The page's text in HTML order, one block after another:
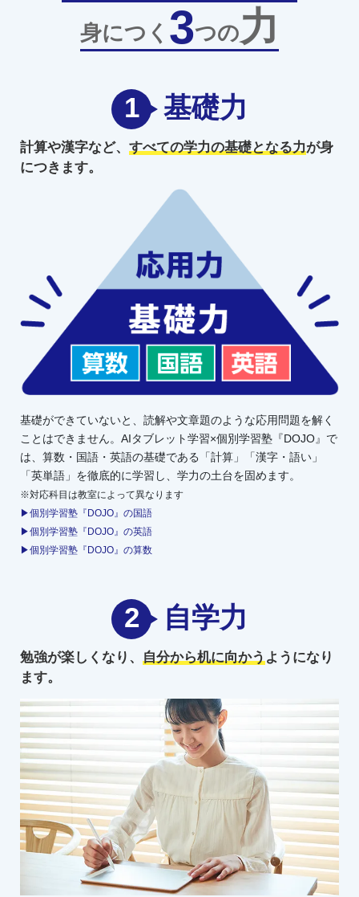
身につく 3つの力
1 基礎力
計算や漢字など、 すべての学力の基礎となる力が身
につきます。
基礎ができていないと、読解や文章題のような応用問題を解く
ことはできません。AIタブレット学習×個別学習塾『DOJO』で
は、算数・国語・英語の基礎である「計算」「漢字・語い」
「英単語」を徹底的に学習し、学力の土台を固めます。
※対応科目は教室によって異なります
▶個別学習塾『DOJO』の国語
▶個別学習塾『DOJO』の英語
▶個別学習塾『DOJO』の算数
2 自学力
勉強が楽しくなり、 自分から机に向かうようになり
ます。